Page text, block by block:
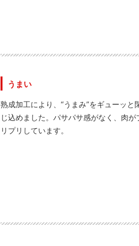
うまい
熟成加工により、“うまみ”をギューッと
じ込めました。パサパサ感がなく、肉が
リプリしています。